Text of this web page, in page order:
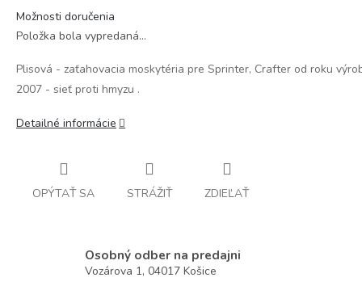
Možnosti doručenia
Položka bola vypredaná…
Plisová - zaťahovacia moskytéria pre Sprinter, Crafter od roku
2007 - sieť proti hmyzu .
Detailné informácie
OPÝTAŤ SA STRÁŽIŤ ZDIEĽAŤ
Osobný odber na predajni
Vozárova 1, 04017 Košice